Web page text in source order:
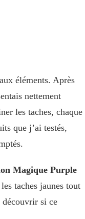
éléments. Après
nettement
les taches, chaque
que j’ai testés,
Magique Purple
taches jaunes tout
découvrir si ce